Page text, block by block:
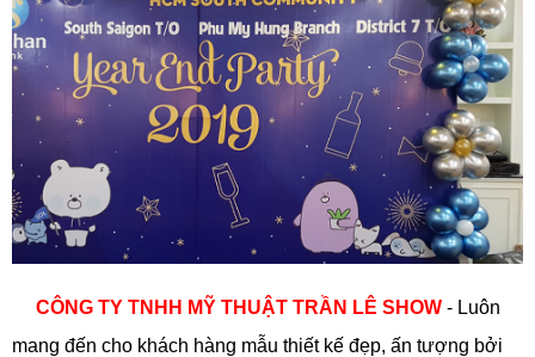
CÔNG TY TNHH MỸ THUẬT TRẦN LÊ SHOW - Luôn
mang đến cho khách hàng mẫu thiết kế đẹp, ấn tượng bởi